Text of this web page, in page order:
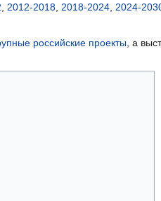
2012-2018 2018-2024 2024-
российские проекты , а